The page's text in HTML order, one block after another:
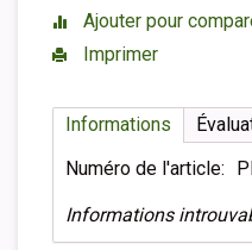
Ajouter pour
Imprimer
Informations
Numéro de l'article:
Informations